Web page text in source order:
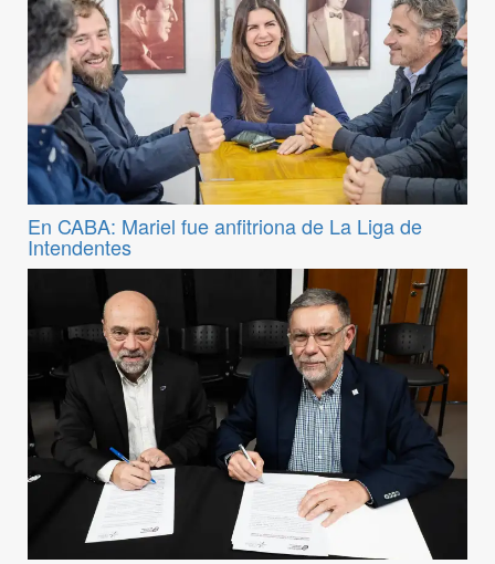
En CABA: Mariel fue anfitriona de La Liga de
Intendentes